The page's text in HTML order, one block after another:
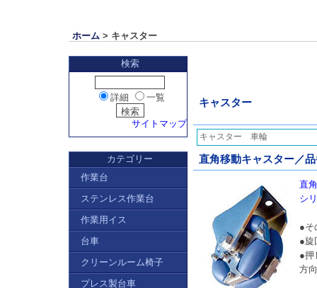
ホーム > キャスター
キャスター
キャスター 車輪
直角移動キャスター／
直
シ
●そ
●旋
●押
方
検索
詳細 一覧
サイトマップ
カテゴリー
作業台
ステンレス作業台
作業用イス
台車
クリーンルーム椅子
プレス製台車